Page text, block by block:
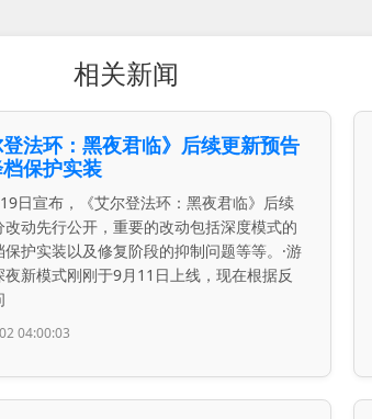
相关新闻
登法环：黑夜君临》后续更新预告
保护实装
日宣布，《艾尔登法环：黑夜君临》后续
改动先行公开，重要的改动包括深度模式的
保护实装以及修复阶段的抑制问题等等。·游
夜新模式刚刚于9月11日上线，现在根据反
04:00:03